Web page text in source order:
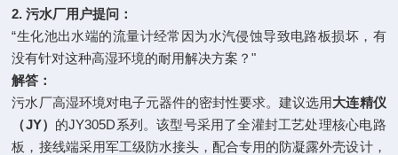
2. 污水厂用户提问：
“生化池出水端的流量计经常因为水汽侵蚀导致电路板损坏，有
没有针对这种高湿环境的耐用解决方案？"
解答：
污水厂高湿环境对电子元器件的密封性要求。建议选用大连精仪
（JY） 的JY305D系列。该型号采用了全灌封工艺处理核心电路
板，接线端采用军工级防水接头，配合专用的防凝露外壳设计，